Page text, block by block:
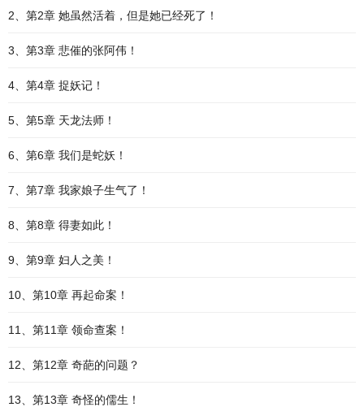
2、第2章 她虽然活着，但是她已经死了！
3、第3章 悲催的张阿伟！
4、第4章 捉妖记！
5、第5章 天龙法师！
6、第6章 我们是蛇妖！
7、第7章 我家娘子生气了！
8、第8章 得妻如此！
9、第9章 妇人之美！
10、第10章 再起命案！
11、第11章 领命查案！
12、第12章 奇葩的问题？
13、第13章 奇怪的儒生！